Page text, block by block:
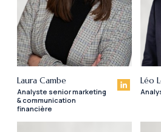
Laura Cambe
Analyste senior marketing
& communication
financière
Léo